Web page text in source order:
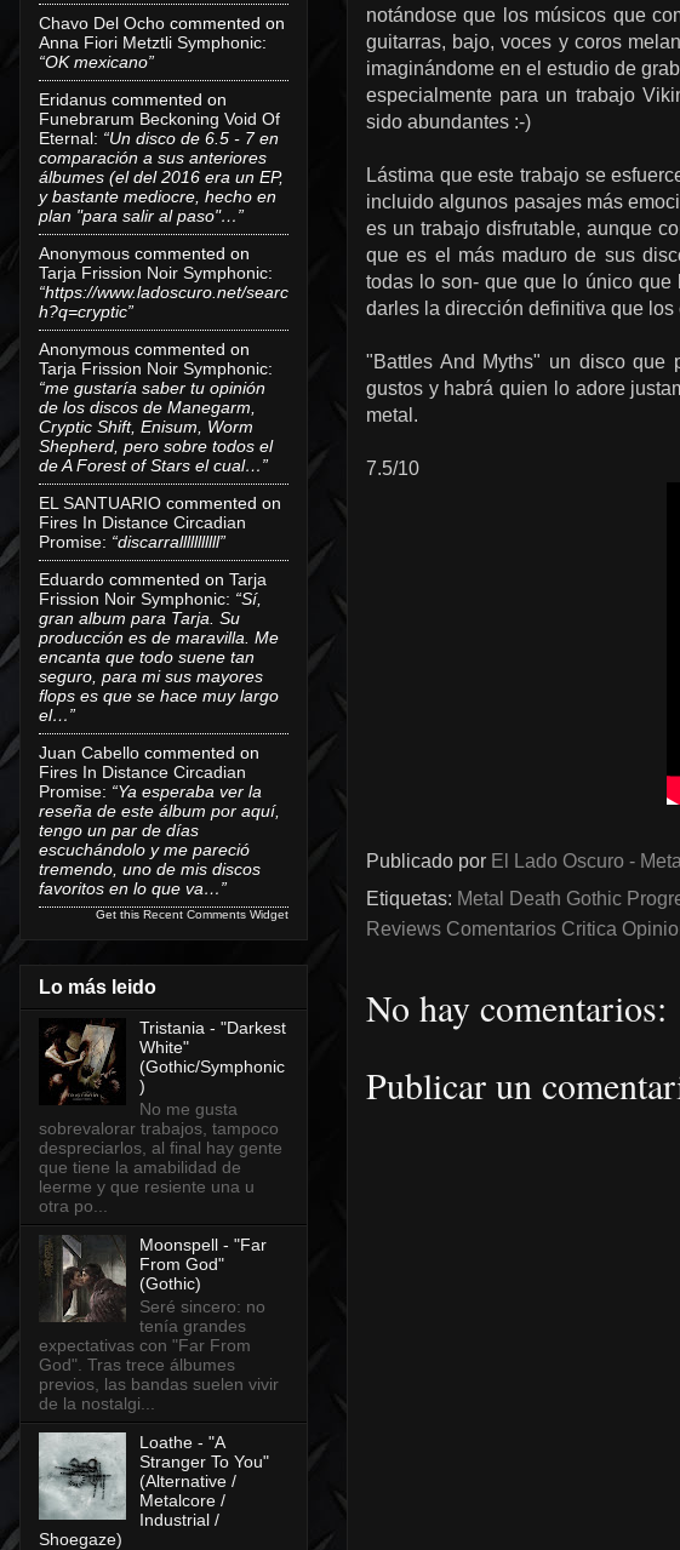
notándose que los músicos que
guitarras, bajo, voces y coros
imaginándome en el estudio de
especialmente para un trabajo
sido abundantes :-)
Lástima que este trabajo se
incluido algunos pasajes más
es un trabajo disfrutable, aunque
que es el más maduro de sus
todas lo son- que que lo único que
darles la dirección definitiva que
"Battles And Myths" un disco que
gustos y habrá quien lo adore
metal.
7.5/10
Publicado por El Lado Oscuro -
Etiquetas: Metal Death Gothic
Reviews Comentarios Critica
No hay comentarios:
Publicar un
Chavo Del Ocho commented on
Anna Fiori Metztli Symphonic:
“OK mexicano”
Eridanus commented on
Funebrarum Beckoning Void Of
Eternal: “Un disco de 6.5 - 7 en
comparación a sus anteriores
álbumes (el del 2016 era un EP,
y bastante mediocre, hecho en
plan "para salir al paso"…”
Anonymous commented on
Tarja Frission Noir Symphonic:
“https://www.ladoscuro.net/searc
h?q=cryptic”
Anonymous commented on
Tarja Frission Noir Symphonic:
“me gustaría saber tu opinión
de los discos de Manegarm,
Cryptic Shift, Enisum, Worm
Shepherd, pero sobre todos el
de A Forest of Stars el cual…”
EL SANTUARIO commented on
Fires In Distance Circadian
Promise: “discarralllllllllll”
Eduardo commented on Tarja
Frission Noir Symphonic: “Sí,
gran album para Tarja. Su
producción es de maravilla. Me
encanta que todo suene tan
seguro, para mi sus mayores
flops es que se hace muy largo
el…”
Juan Cabello commented on
Fires In Distance Circadian
Promise: “Ya esperaba ver la
reseña de este álbum por aquí,
tengo un par de días
escuchándolo y me pareció
tremendo, uno de mis discos
favoritos en lo que va…”
Get this Recent Comments Widget
Lo más leido
Tristania - "Darkest
White"
(Gothic/Symphonic
)
No me gusta
sobrevalorar trabajos, tampoco
despreciarlos, al final hay gente
que tiene la amabilidad de
leerme y que resiente una u
otra po...
Moonspell - "Far
From God"
(Gothic)
Seré sincero: no
tenía grandes
expectativas con "Far From
God". Tras trece álbumes
previos, las bandas suelen vivir
de la nostalgi...
Loathe - "A
Stranger To You"
(Alternative /
Metalcore /
Industrial /
Shoegaze)